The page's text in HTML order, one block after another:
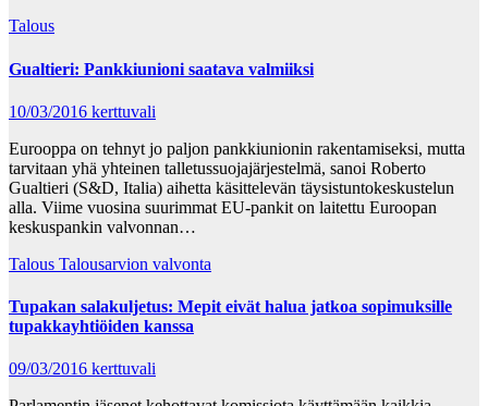
Talous
Gualtieri: Pankkiunioni saatava valmiiksi
10/03/2016 kerttuvali
Eurooppa on tehnyt jo paljon pankkiunionin rakentamiseksi, mutta
tarvitaan yhä yhteinen talletussuojajärjestelmä, sanoi Roberto
Gualtieri (S&D, Italia) aihetta käsittelevän täysistuntokeskustelun
alla. Viime vuosina suurimmat EU-pankit on laitettu Euroopan
keskuspankin valvonnan…
Talous Talousarvion valvonta
Tupakan salakuljetus: Mepit eivät halua jatkoa sopimuksille
tupakkayhtiöiden kanssa
09/03/2016 kerttuvali